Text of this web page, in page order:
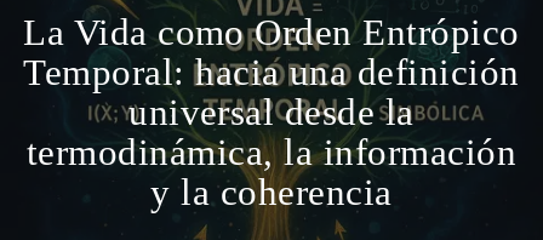
La Vida como Orden Entrópico
Temporal: hacia una definición
universal desde la
termodinámica, la información
y la coherencia